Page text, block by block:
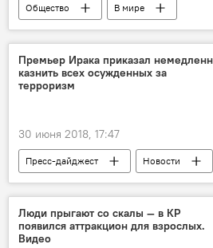
Общество
В мире
Радио Sputnik Кыргызстан
рис
Премьер Ирака приказал
казнить всех осужденных за
терроризм
30 июня 2018, 17:47
Пресс-дайджест Новости
Ирак
терроризм
осужденный
Люди прыгают со скалы — в КР
появился аттракцион для взрослых.
Видео